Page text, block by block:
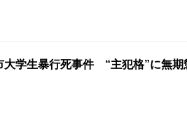
大学生暴行死事件 “主犯格”に無期